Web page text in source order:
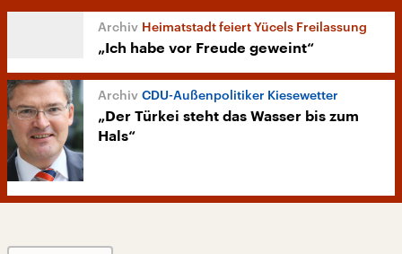
Heimatstadt feiert Yücels Freilassung
„Ich habe vor Freude geweint“
CDU-Außenpolitiker Kiesewetter
„Der Türkei steht das Wasser bis zum
Hals“